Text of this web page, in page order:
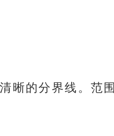
晰的分界线。范围